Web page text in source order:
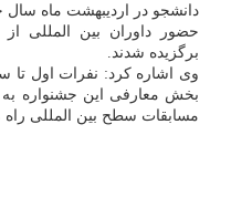
دانشجو در اردیبهشت ماه سال
برگزیده شدند.
وی اشاره کرد: نفرات اول تا
بخش معارفی این جشنواره
مسابقات سطح بین المللی راه